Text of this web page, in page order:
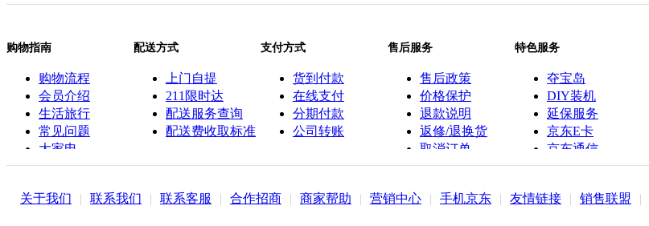
购物指南
购物流程
会员介绍
生活旅行
常见问题
大家电
联系客服
配送方式
上门自提
211限时达
配送服务查询
配送费收取标准
支付方式
货到付款
在线支付
分期付款
公司转账
售后服务
售后政策
价格保护
退款说明
返修/退换货
取消订单
特色服务
夺宝岛
DIY装机
延保服务
京东E卡
京东通信
京鱼座智能
关于我们 | 联系我们 | 联系客服 | 合作招商 | 商家帮助 | 营销中心 | 手机京东 | 友情链接 | 销售联盟 |